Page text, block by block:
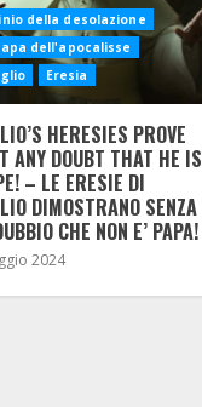
della desolazione
dell'apocalisse
Eresia
HERESIES PROVE
ANY DOUBT THAT HE IS
– LE ERESIE DI
DIMOSTRANO SENZA
CHE NON E’ PAPA!
2024